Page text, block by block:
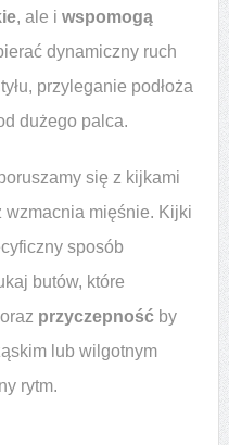
, ale i wspomogą
dynamiczny ruch
przyleganie podłoża
dużego palca.
się z kijkami
wzmacnia mięśnie. Kijki
sposób
butów, które
przyczepnośćby
lub wilgotnym
rytm.